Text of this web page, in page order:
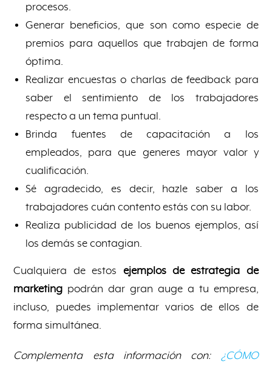
procesos.
Generar beneficios, que son como especie de
premios para aquellos que trabajen de forma
óptima.
Realizar encuestas o charlas de feedback para
saber el sentimiento de los trabajadores
respecto a un tema puntual.
Brinda fuentes de capacitación a los
empleados, para que generes mayor valor y
cualificación.
Sé agradecido, es decir, hazle saber a los
trabajadores cuán contento estás con su labor.
Realiza publicidad de los buenos ejemplos, así
los demás se contagian.
Cualquiera de estos ejemplos de estrategia de
marketing podrán dar gran auge a tu empresa,
incluso, puedes implementar varios de ellos de
forma simultánea.
Complementa esta información con: ¿CÓMO